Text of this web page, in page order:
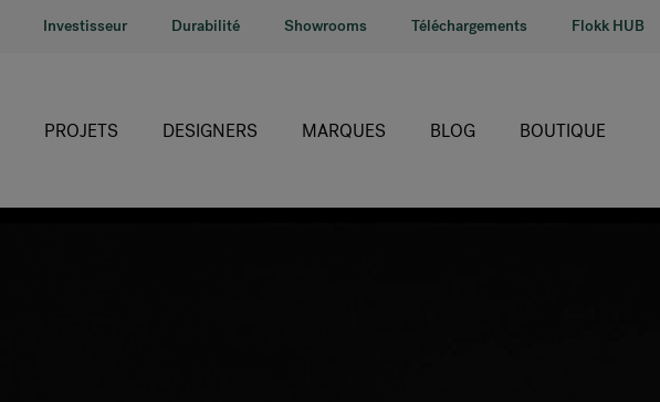
Investisseur Durabilité Showrooms Téléchargements Flokk HUB
PROJETS DESIGNERS MARQUES BLOG BOUTIQUE